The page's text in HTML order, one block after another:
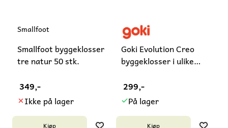
Smallfoot
Smallfoot byggeklosser
tre natur 50 stk.
349,-
Ikke på lager
Kjøp
Goki Evolution Creo
byggeklosser i ulike
299,-
På lager
Kjøp